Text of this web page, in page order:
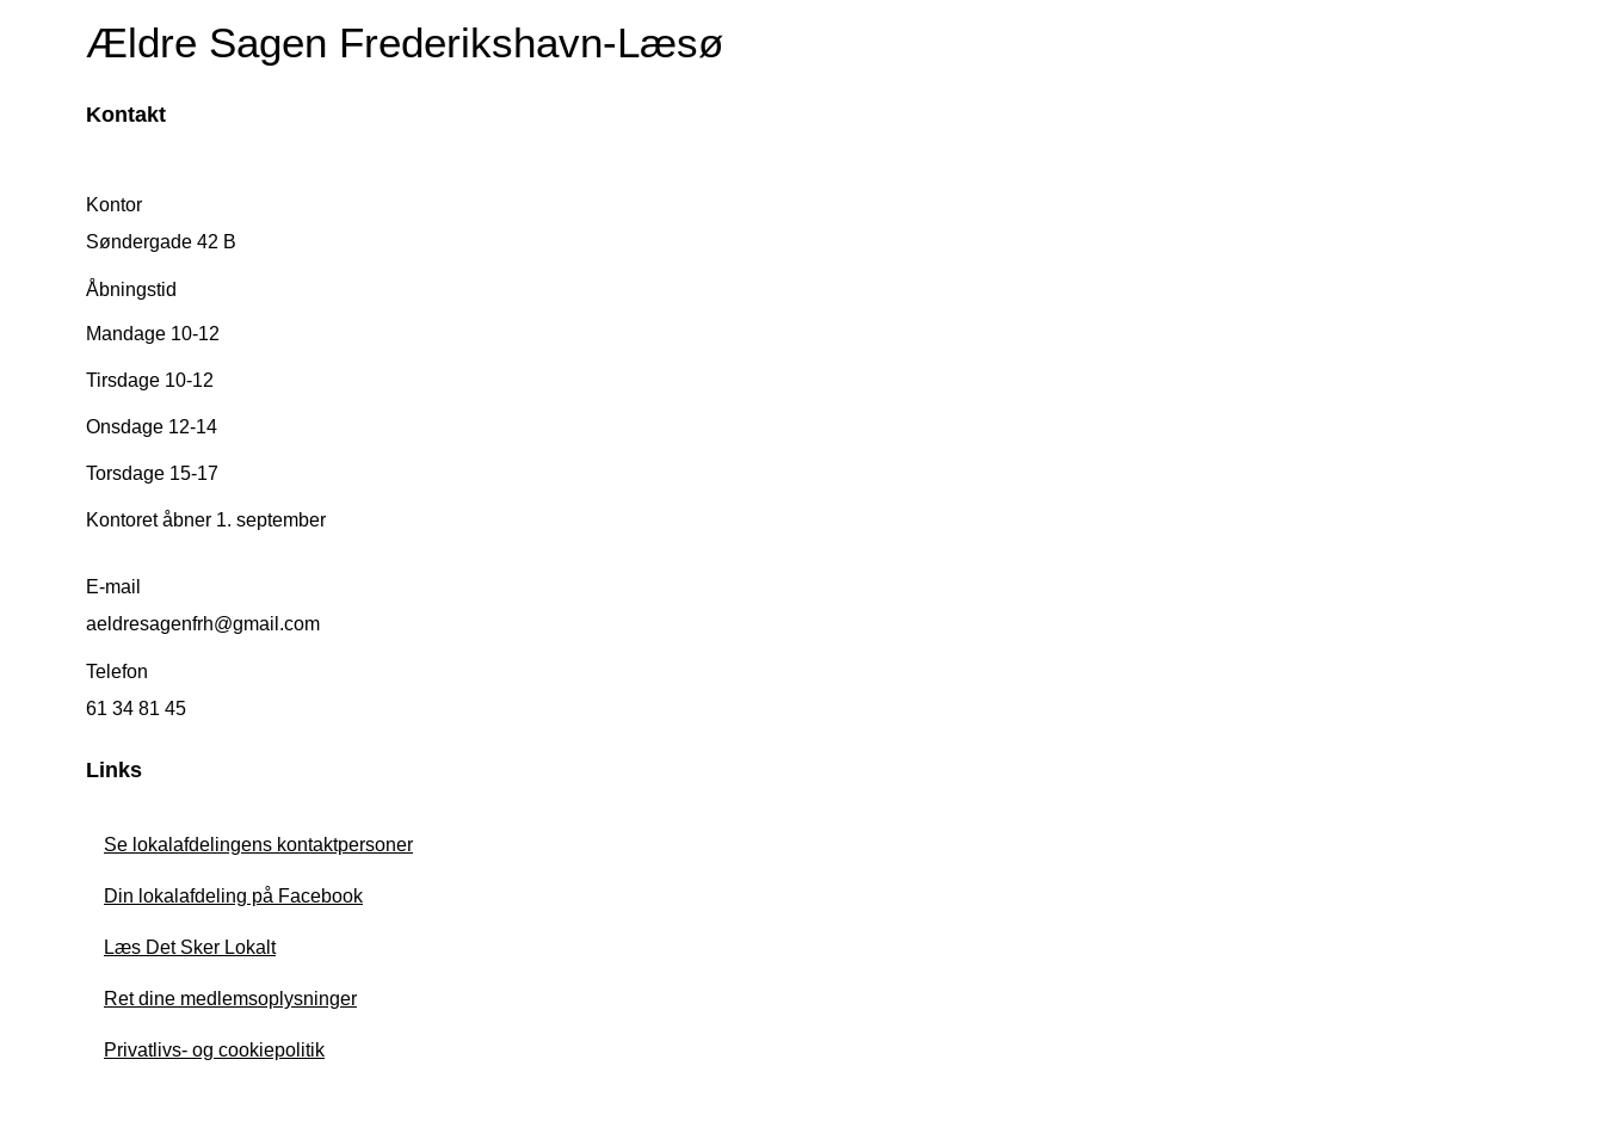
Ældre Sagen Frederikshavn-Læsø
Kontakt
Kontor
Søndergade 42 B
Åbningstid
Mandage 10-12
Tirsdage 10-12
Onsdage 12-14
Torsdage 15-17
Kontoret åbner 1. september
E-mail
aeldresagenfrh@gmail.com
Telefon
61 34 81 45
Links
Se lokalafdelingens kontaktpersoner
Din lokalafdeling på Facebook
Læs Det Sker Lokalt
Ret dine medlemsoplysninger
Privatlivs- og cookiepolitik